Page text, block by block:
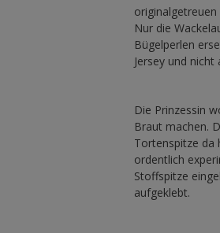
Nur die
Bügelperlen
Jersey und
Die Prinzessin
Braut machen.
Tortenspitze da
ordentlich
Stoffspitze
aufgeklebt.